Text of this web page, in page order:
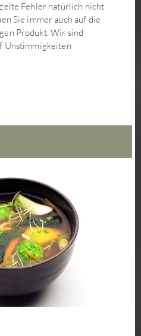
Fehler natürlich nicht
Sie immer auch auf die
Produkt. Wir sind
Unstimmigkeiten